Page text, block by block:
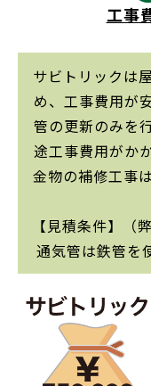
工事
サビトリックは
め、工事費用が
管の更新のみを
途工事費用がか
金物の補修工事
【見積条件】
通気管は鉄管